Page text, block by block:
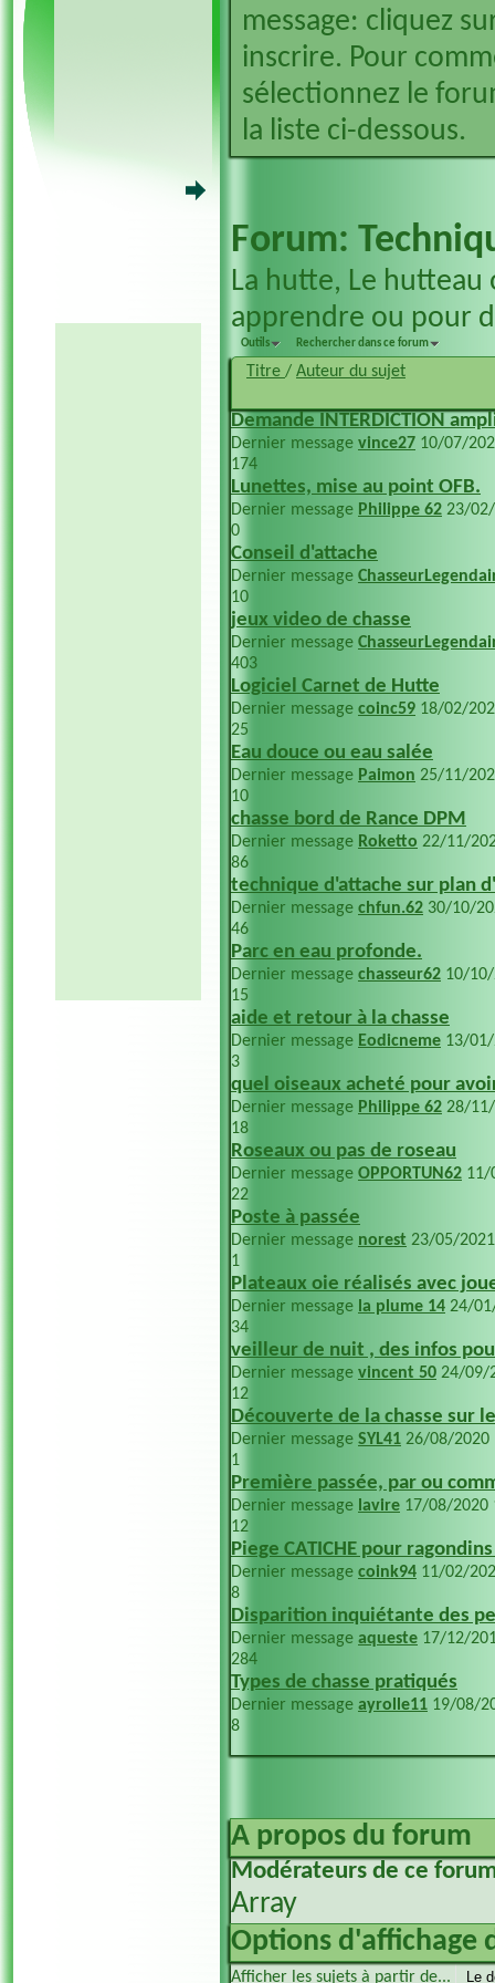
message: cliquez
inscrire. Pour
sélectionnez le
la liste ci-dessous.
Forum:
La hutte, Le hutteau
apprendre ou pour
Outils Rechercher dans ce forum
Titre / Auteur du sujet
Demande INTERDICTION
Dernier message vince27 10/07/
174
Lunettes, mise au point OFB.
Dernier message Philippe 62 23/
0
Conseil d'attache
Dernier message
10
jeux video de chasse
Dernier message
403
Logiciel Carnet de Hutte
Dernier message coinc59 18/02/
25
Eau douce ou eau salée
Dernier message Paimon 25/11/
10
chasse bord de Rance DPM
Dernier message Roketto 22/11/
86
technique d'attache sur plan
Dernier message chfun.62 30/10/
46
Parc en eau profonde.
Dernier message chasseur62 10/
15
aide et retour à la chasse
Dernier message Eodicneme 13/
3
quel oiseaux acheté pour
Dernier message Philippe 62 28/
18
Roseaux ou pas de roseau
Dernier message OPPORTUN62 11/
22
Poste à passée
Dernier message norest 23/05/
1
Plateaux oie réalisés avec
Dernier message la plume 14 24/
34
veilleur de nuit , des infos
Dernier message vincent 50 24/09/
12
Découverte de la chasse sur
Dernier message SYL41 26/08/2020
1
Première passée, par ou
Dernier message lavire 17/08/2020
12
Piege CATICHE pour
Dernier message coink94 11/02/
8
Disparition inquiétante des
Dernier message aqueste 17/12/
284
Types de chasse pratiqués
Dernier message ayrolle11 19/08/
8
A propos du forum
Modérateurs de ce
Array
Options d'affichage
Afficher les sujets à partir de...